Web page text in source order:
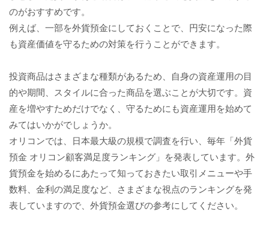
のがおすすめです。
例えば、一部を外貨預金にしておくことで、円安になった際
も資産価値を守るための対策を行うことができます。
投資商品はさまざまな種類があるため、自身の資産運用の目
的や期間、スタイルに合った商品を選ぶことが大切です。資
産を増やすためだけでなく、守るためにも資産運用を始めて
みてはいかがでしょうか。
オリコンでは、日本最大級の規模で調査を行い、毎年「外貨
預金 オリコン顧客満足度ランキング」を発表しています。外
貨預金を始めるにあたって知っておきたい取引メニューや手
数料、金利の満足度など、さまざまな視点のランキングを発
表していますので、外貨預金選びの参考にしてください。